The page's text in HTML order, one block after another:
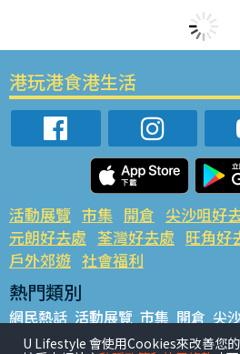
港玩港食港生活
活動展覽 市集 開倉 尖沙咀好
元朗好去處 荃灣好去處 旺角好
戶外郊遊 社會福利
熱門類別
網民熱話 活動展覽 市集 開倉 尖
銅鑼灣好去處 元朗好去處 荃灣好
U Lifestyle 會使用Cookies來改善您